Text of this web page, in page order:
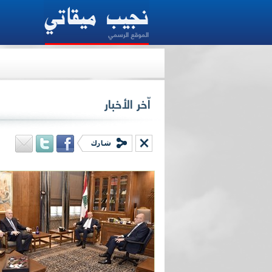
الرئيس ميقاتي: المسار
من شأنه أن يوصل الى تفاهم
استقرار طويل الأمد
أساسية ينبغي علينا الإفادة منها بعيداً عن
والسجالات الداخلية العقيمة، لالتقاط الفرصة
للنهوض للبنان وحل أزماته السياسية والإقتصادية".
وقال في تصريح: حان الوقت لتلتقي القيادات
موقف موحّد يحمي وطننا من العدوان
المستمر على لبنان، بعيداً عن أي رهان خاطئ
التجارب السابقة فشله في توفير أي استقرار
وعلينا نحن اللبنانيين أن نكون المبادرين في
الإستقرار في وطننا بدل انتظار استقرار الدول
وانعكاساته علينا.